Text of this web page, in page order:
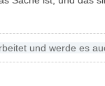
und werde es